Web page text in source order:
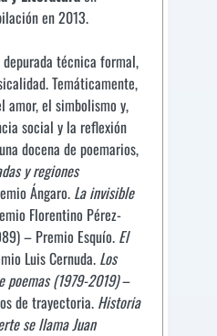
en 2013.
técnica formal,
Temáticamente,
amor, el simbolismo y,
social y la reflexión
docena de poemarios,
y regiones
Ángaro. La invisible
Florentino Pérez-
– Premio Esquío. El
Luis Cernuda. Los
poemas (1979-2019)–
de trayectoria. Historia
se llama Juan